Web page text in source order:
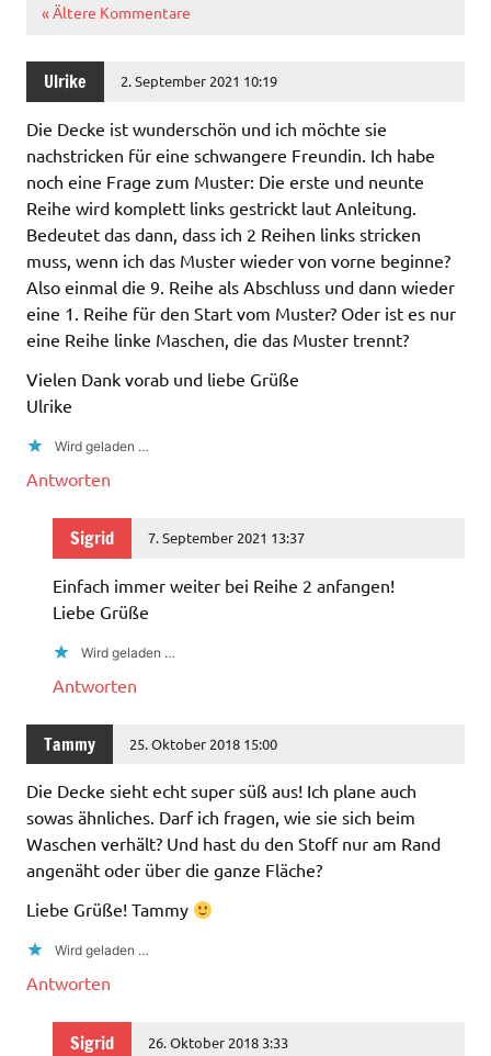
« Ältere Kommentare
Ulrike 2. September 2021 10:19
Die Decke ist wunderschön und ich möchte sie
nachstricken für eine schwangere Freundin. Ich habe
noch eine Frage zum Muster: Die erste und neunte
Reihe wird komplett links gestrickt laut Anleitung.
Bedeutet das dann, dass ich 2 Reihen links stricken
muss, wenn ich das Muster wieder von vorne beginne?
Also einmal die 9. Reihe als Abschluss und dann wieder
eine 1. Reihe für den Start vom Muster? Oder ist es nur
eine Reihe linke Maschen, die das Muster trennt?
Vielen Dank vorab und liebe Grüße
Ulrike
Wird geladen …
Antworten
Sigrid 7. September 2021 13:37
Einfach immer weiter bei Reihe 2 anfangen!
Liebe Grüße
Wird geladen …
Antworten
Tammy 25. Oktober 2018 15:00
Die Decke sieht echt super süß aus! Ich plane auch
sowas ähnliches. Darf ich fragen, wie sie sich beim
Waschen verhält? Und hast du den Stoff nur am Rand
angenäht oder über die ganze Fläche?
Liebe Grüße! Tammy
Wird geladen …
Antworten
Sigrid 26. Oktober 2018 3:33